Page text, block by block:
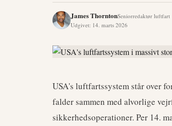
James ThorntonSeniorredaktør luftfart
Udgivet: 14. marts 2026
USA's luftfartssystem står over
falder sammen med alvorlige
sikkerhedsoperationer. Per 14.